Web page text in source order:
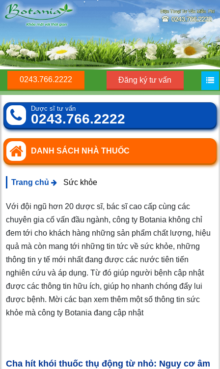
0243.766.2222 Đăng ký tư vấn
Dược sĩ tư vấn
0243.766.2222
DANH SÁCH NHÀ THUỐC
Trang chủ Sức khỏe
Với đội ngũ hơn 20 dược sĩ, bác sĩ cao cấp cùng các
chuyên gia cố vấn đầu ngành, công ty Botania không chỉ
đem tới cho khách hàng những sản phẩm chất lượng, hiệu
quả mà còn mang tới những tin tức về sức khỏe, những
thông tin y tế mới nhất đang được các nước tiên tiến
nghiên cứu và áp dụng. Từ đó giúp người bệnh cập nhật
được các thông tin hữu ích, giúp họ nhanh chóng đẩy lui
được bệnh. Mời các bạn xem thêm một số thông tin sức
khỏe mà công ty Botania đang cập nhật
Cha hít khói thuốc thụ động từ nhỏ: Nguy cơ âm